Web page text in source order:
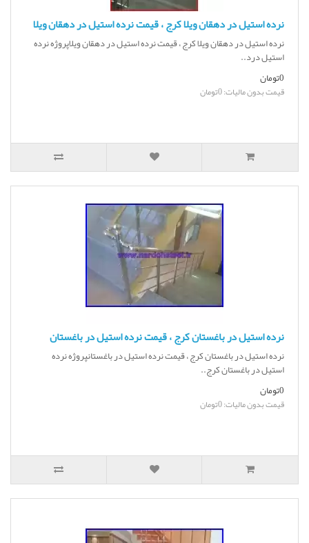
نرده استیل در دهقان ویلا کرج ، قیمت نرده استیل در دهقان ویلا
نرده استیل در دهقان ویلا کرج ، قیمت نرده استیل در دهقان ویلاپروژه نرده
استیل درد..
0تومان
قیمت بدون مالیات: 0تومان
نرده استیل در باغستان کرج ، قیمت نرده استیل در باغستان
نرده استیل در باغستان کرج ، قیمت نرده استیل در باغستانپروژه نرده
استیل در باغستان کرج..
0تومان
قیمت بدون مالیات: 0تومان